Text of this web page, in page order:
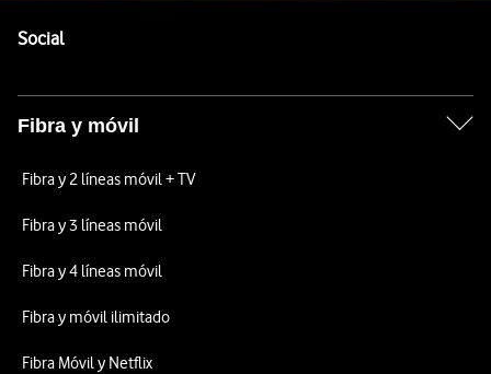
SocialEnlaces a las redes sociales de Vodafone
Fibra y móvil
Fibra y 2 líneas móvil + TV
Fibra y 3 líneas móvil
Fibra y 4 líneas móvil
Fibra y móvil ilimitado
Fibra Móvil y Netflix